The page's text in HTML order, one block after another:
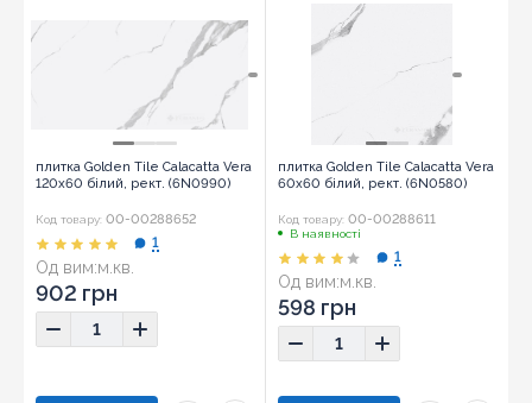
плитка Golden Tile Calacatta Vera
120x60 білий, рект. (6N0990)
Код товару: 00-00288652
Од вим:м.кв.
1
902 грн
плитка Golden Tile Calacatta Vera
60x60 білий, рект. (6N0580)
Код товару: 00-00288611
В наявності
Од вим:м.кв.
1
598 грн